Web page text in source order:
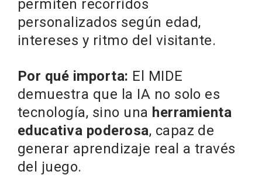
permiten recorridos
personalizados según edad,
intereses y ritmo del visitante.
Por qué importa: El MIDE
demuestra que la IA no solo es
tecnología, sino una herramienta
educativa poderosa, capaz de
generar aprendizaje real a través
del juego.